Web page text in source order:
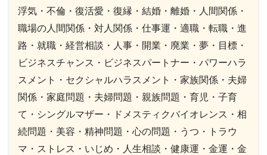
浮気・不倫・復活愛・復縁・結婚・離婚・人間関係・
職場の人間関係・対人関係・仕事運・適職・転職・進
路・就職・経営相談・人事・開業・廃業・夢・目標・
ビジネスチャンス・ビジネスパートナー・パワーハラ
スメント・セクシャルハラスメント・家族関係・夫婦
関係・家庭問題・夫婦問題・親族問題・育児・子育
て・シングルマザー・ドメスティクバイオレンス・相
続問題・美容・精神問題・心の問題・うつ・トラウ
マ・ストレス・いじめ・人生相談・健康運・金運・金